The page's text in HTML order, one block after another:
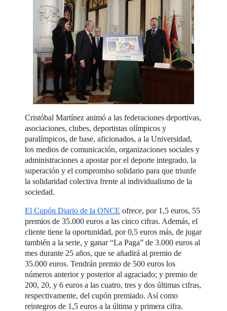
Cristóbal Martínez animó a las federaciones deportivas,
asociaciones, clubes, deportistas olímpicos y
paralímpicos, de base, aficionados, a la Universidad,
los medios de comunicación, organizaciones sociales y
administraciones a apostar por el deporte integrado, la
superación y el compromiso solidario para que triunfe
la solidaridad colectiva frente al individualismo de la
sociedad.
El Cupón Diario de la ONCE ofrece, por 1,5 euros, 55
premios de 35.000 euros a las cinco cifras. Además, el
cliente tiene la oportunidad, por 0,5 euros más, de jugar
también a la serie, y ganar “La Paga” de 3.000 euros al
mes durante 25 años, que se añadirá al premio de
35.000 euros. Tendrán premio de 500 euros los
números anterior y posterior al agraciado; y premio de
200, 20, y 6 euros a las cuatro, tres y dos últimas cifras,
respectivamente, del cupón premiado. Así como
reintegros de 1,5 euros a la última y primera cifra.